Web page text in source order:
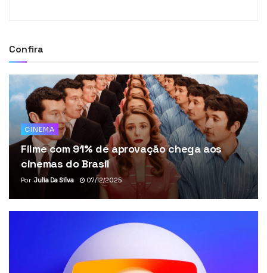
Confira
CINEMA
Filme com 91% de aprovação chega aos
cinemas do Brasil
Por Julia Da Silva 07/12/2025